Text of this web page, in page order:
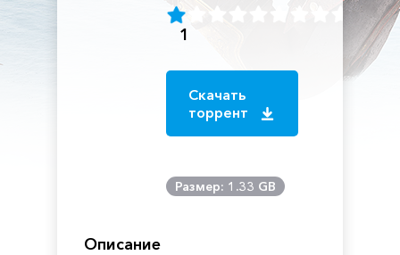
1
Скачать
торрент
Размер: 1.33 GB
Описание